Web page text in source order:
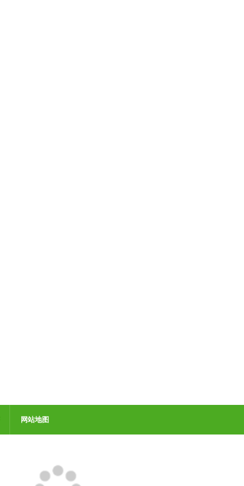
网站地图